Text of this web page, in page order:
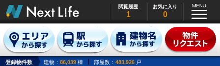
閲覧履歴
1
お気に入り
0
登録物件数 建物： 86,039 棟 部屋数： 483,926 戸